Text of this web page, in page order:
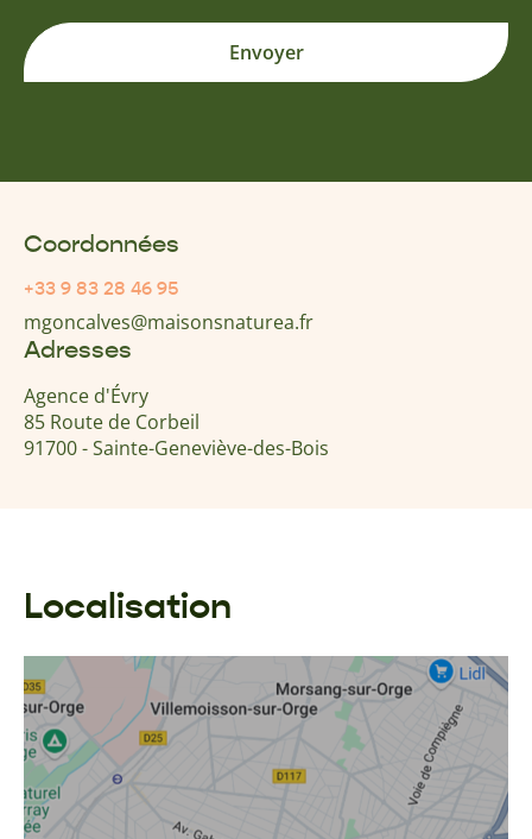
Envoyer
Coordonnées
+33 9 83 28 46 95
mgoncalves@maisonsnaturea.fr
Adresses
Agence d'Évry
85 Route de Corbeil
91700 - Sainte-Geneviève-des-Bois
Localisation